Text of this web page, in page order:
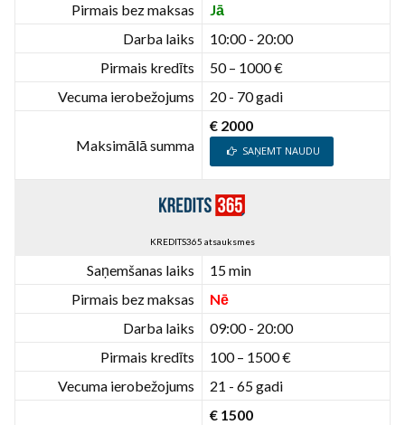
Pirmais bez maksas
Jā
Darba laiks
10:00 - 20:00
Pirmais kredīts
50 – 1000 €
Vecuma ierobežojums
20 - 70 gadi
Maksimālā summa
€ 2000
SAŅEMT NAUDU
KREDITS365 atsauksmes
Saņemšanas laiks
15 min
Pirmais bez maksas
Nē
Darba laiks
09:00 - 20:00
Pirmais kredīts
100 – 1500 €
Vecuma ierobežojums
21 - 65 gadi
€ 1500